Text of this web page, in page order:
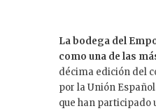
La bodega del
como una de las
décima edición del
por la Unión
que han participado